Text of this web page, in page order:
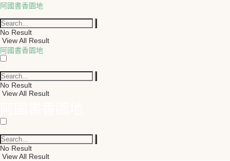
阿國書香園地
No Result
View All Result
阿國書香園地
No Result
View All Result
No Result
View All Result